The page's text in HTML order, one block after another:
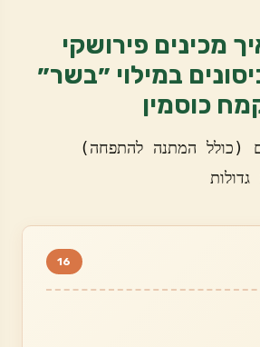
מכינים פירושקי
במילוי ״בשר״
כוסמין
(כולל המתנה להתפחה)
16